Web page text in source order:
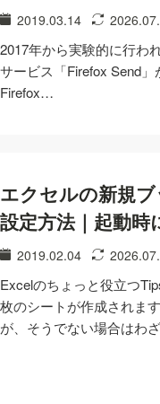
2019.03.14
2017年から実験的に行わ
サービス「Firefox Send」
Firefox…
エクセルの新規
設定方法｜起動時
2019.02.04
Excelのちょっと役立つ
枚のシートが作成されま
が、そうでない場合はわ